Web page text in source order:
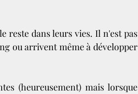
reste dans leurs vies. Il n'est pas
ou arrivent même à développer
(heureusement) mais lorsque